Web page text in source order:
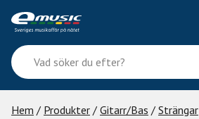
content
Vad
söker
du
efter?
Hem / Produkter / Gitarr/Bas / Strängar